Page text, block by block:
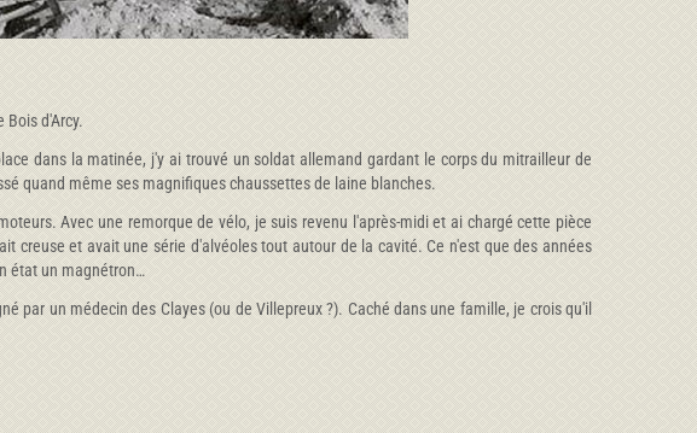
d'Arcy.
dans la matinée, j'y ai trouvé un soldat allemand gardant le corps du mitrailleur de
quand même ses magnifiques chaussettes de laine blanches.
Avec une remorque de vélo, je suis revenu l'après-midi et ai chargé cette pièce
creuse et avait une série d'alvéoles tout autour de la cavité. Ce n'est que des années
état un magnétron…
par un médecin des Clayes (ou de Villepreux ?). Caché dans une famille, je crois qu'il